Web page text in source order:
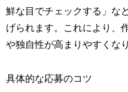
鮮な目でチェックする」な
げられます。これにより、
や独自性が高まりやすくな
具体的な応募のコツ